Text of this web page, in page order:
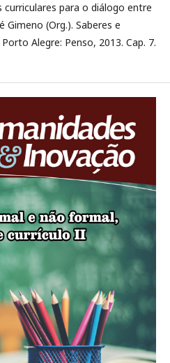
curriculares para o diálogo entre
Gimeno (Org.). Saberes e
Alegre: Penso, 2013. Cap. 7.